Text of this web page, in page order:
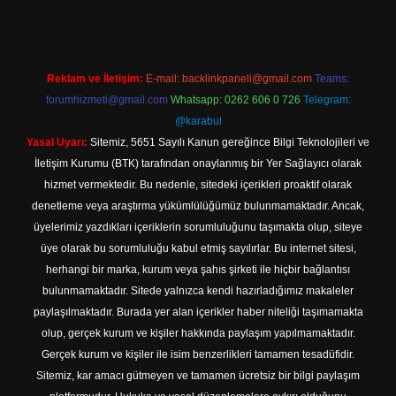
Reklam ve İletişim: E-mail: backlinkpaneli@gmail.com Teams:
forumhizmeti@gmail.com Whatsapp: 0262 606 0 726 Telegram:
@karabul
Yasal Uyarı: Sitemiz, 5651 Sayılı Kanun gereğince Bilgi Teknolojileri ve
İletişim Kurumu (BTK) tarafından onaylanmış bir Yer Sağlayıcı olarak
hizmet vermektedir. Bu nedenle, sitedeki içerikleri proaktif olarak
denetleme veya araştırma yükümlülüğümüz bulunmamaktadır. Ancak,
üyelerimiz yazdıkları içeriklerin sorumluluğunu taşımakta olup, siteye
üye olarak bu sorumluluğu kabul etmiş sayılırlar. Bu internet sitesi,
herhangi bir marka, kurum veya şahıs şirketi ile hiçbir bağlantısı
bulunmamaktadır. Sitede yalnızca kendi hazırladığımız makaleler
paylaşılmaktadır. Burada yer alan içerikler haber niteliği taşımamakta
olup, gerçek kurum ve kişiler hakkında paylaşım yapılmamaktadır.
Gerçek kurum ve kişiler ile isim benzerlikleri tamamen tesadüfidir.
Sitemiz, kar amacı gütmeyen ve tamamen ücretsiz bir bilgi paylaşım